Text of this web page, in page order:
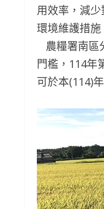
用效率，減
環境維護措施
農糧署南區
門檻，114年
可於本(114)